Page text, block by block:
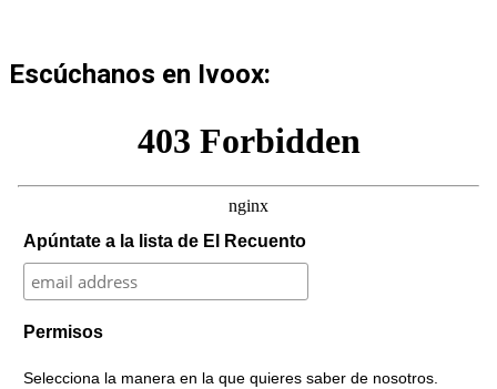
Escúchanos en Ivoox:
Apúntate a la lista de El Recuento
Permisos
Selecciona la manera en la que quieres saber de nosotros.